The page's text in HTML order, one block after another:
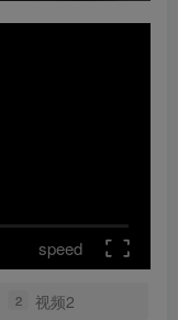
speed
2 视频2